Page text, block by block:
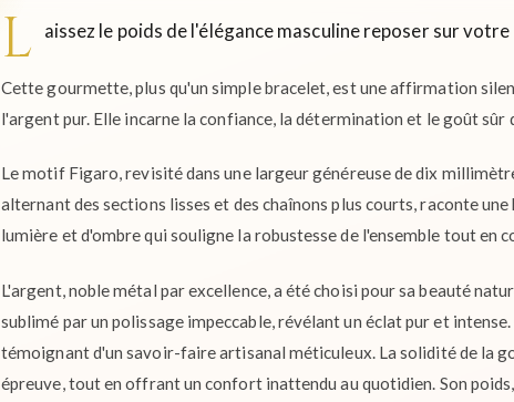
L aissez le poids de l'élégance masculine reposer sur
Cette gourmette, plus qu'un simple bracelet, est une affirmation
l'argent pur. Elle incarne la confiance, la détermination et le goût sûr
Le motif Figaro, revisité dans une largeur généreuse de dix
alternant des sections lisses et des chaînons plus courts, raconte
lumière et d'ombre qui souligne la robustesse de l'ensemble tout en
L'argent, noble métal par excellence, a été choisi pour sa beauté
sublimé par un polissage impeccable, révélant un éclat pur et
témoignant d'un savoir-faire artisanal méticuleux. La solidité de la
épreuve, tout en offrant un confort inattendu au quotidien. Son